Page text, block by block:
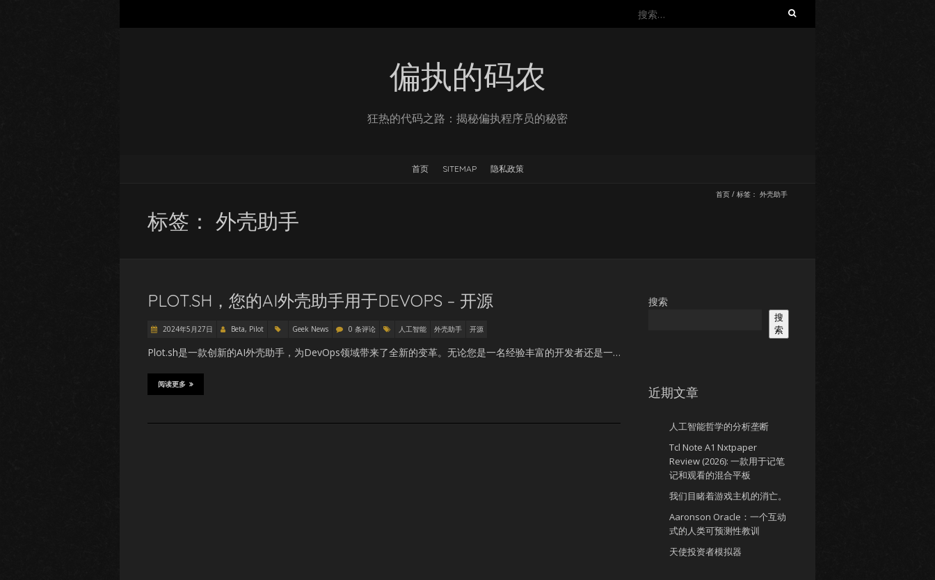
搜
偏执的码农
狂热的代码之路：揭秘偏执程序员的秘密
首页 SITEMAP 隐私政策
首页 / 标签： 外壳助手
标签： 外壳助手
PLOT.SH，您的AI外壳助手用于DEVOPS – 开源
2024年5月27日 Beta, Pilot Geek News 0 条评论 人工智能 外壳助手 开源
Plot.sh是一款创新的AI外壳助手，为DevOps领域带来了全新的变革。无论您是一名经验丰富的开发者还是一…
阅读更多
搜索
搜
索
近期文章
人工智能哲学的分析垄断
Tcl Note A1 Nxtpaper
Review (2026): 一款用于记笔
记和观看的混合平板
我们目睹着游戏主机的消亡。
Aaronson Oracle：一个互动
式的人类可预测性教训
天使投资者模拟器